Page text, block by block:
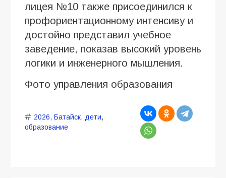
лицея №10 также присоединился к
профориентационному интенсиву и
достойно представил учебное
заведение, показав высокий уровень
логики и инженерного мышления.
Фото управления образования
2026, Батайск, дети,
образование